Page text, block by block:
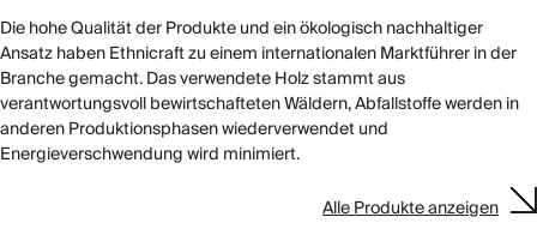
Die hohe Qualität der Produkte und ein ökologisch nachhaltiger
Ansatz haben Ethnicraft zu einem internationalen Marktführer in der
Branche gemacht. Das verwendete Holz stammt aus
verantwortungsvoll bewirtschafteten Wäldern, Abfallstoffe werden in
anderen Produktionsphasen wiederverwendet und
Energieverschwendung wird minimiert.
Alle Produkte anzeigen